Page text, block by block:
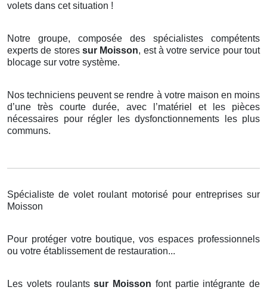
volets dans cet situation !
Notre groupe, composée des spécialistes compétents
experts de stores sur Moisson, est à votre service pour tout
blocage sur votre système.
Nos techniciens peuvent se rendre à votre maison en moins
d’une très courte durée, avec l’matériel et les pièces
nécessaires pour régler les dysfonctionnements les plus
communs.
Spécialiste de volet roulant motorisé pour entreprises sur
Moisson
Pour protéger votre boutique, vos espaces professionnels
ou votre établissement de restauration...
Les volets roulantssur Moisson font partie intégrante de